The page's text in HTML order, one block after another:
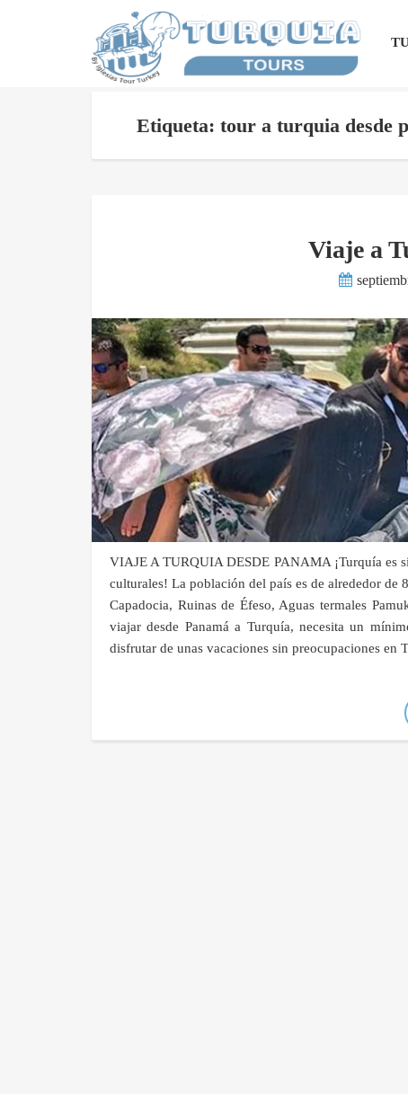
Etiqueta: tour a turquia desde
Viaje a
VIAJE A TURQUIA DESDE PANAMA ¡Turquía es
culturales! La población del país es de alrededor de
Capadocia, Ruinas de Éfeso, Aguas termales
viajar desde Panamá a Turquía, necesita un
disfrutar de unas vacaciones sin preocupaciones en